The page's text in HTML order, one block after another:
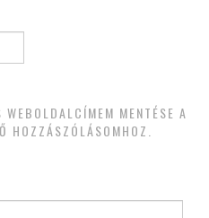
MENTÉSE A
HOZZÁSZÓLÁSOMHOZ.